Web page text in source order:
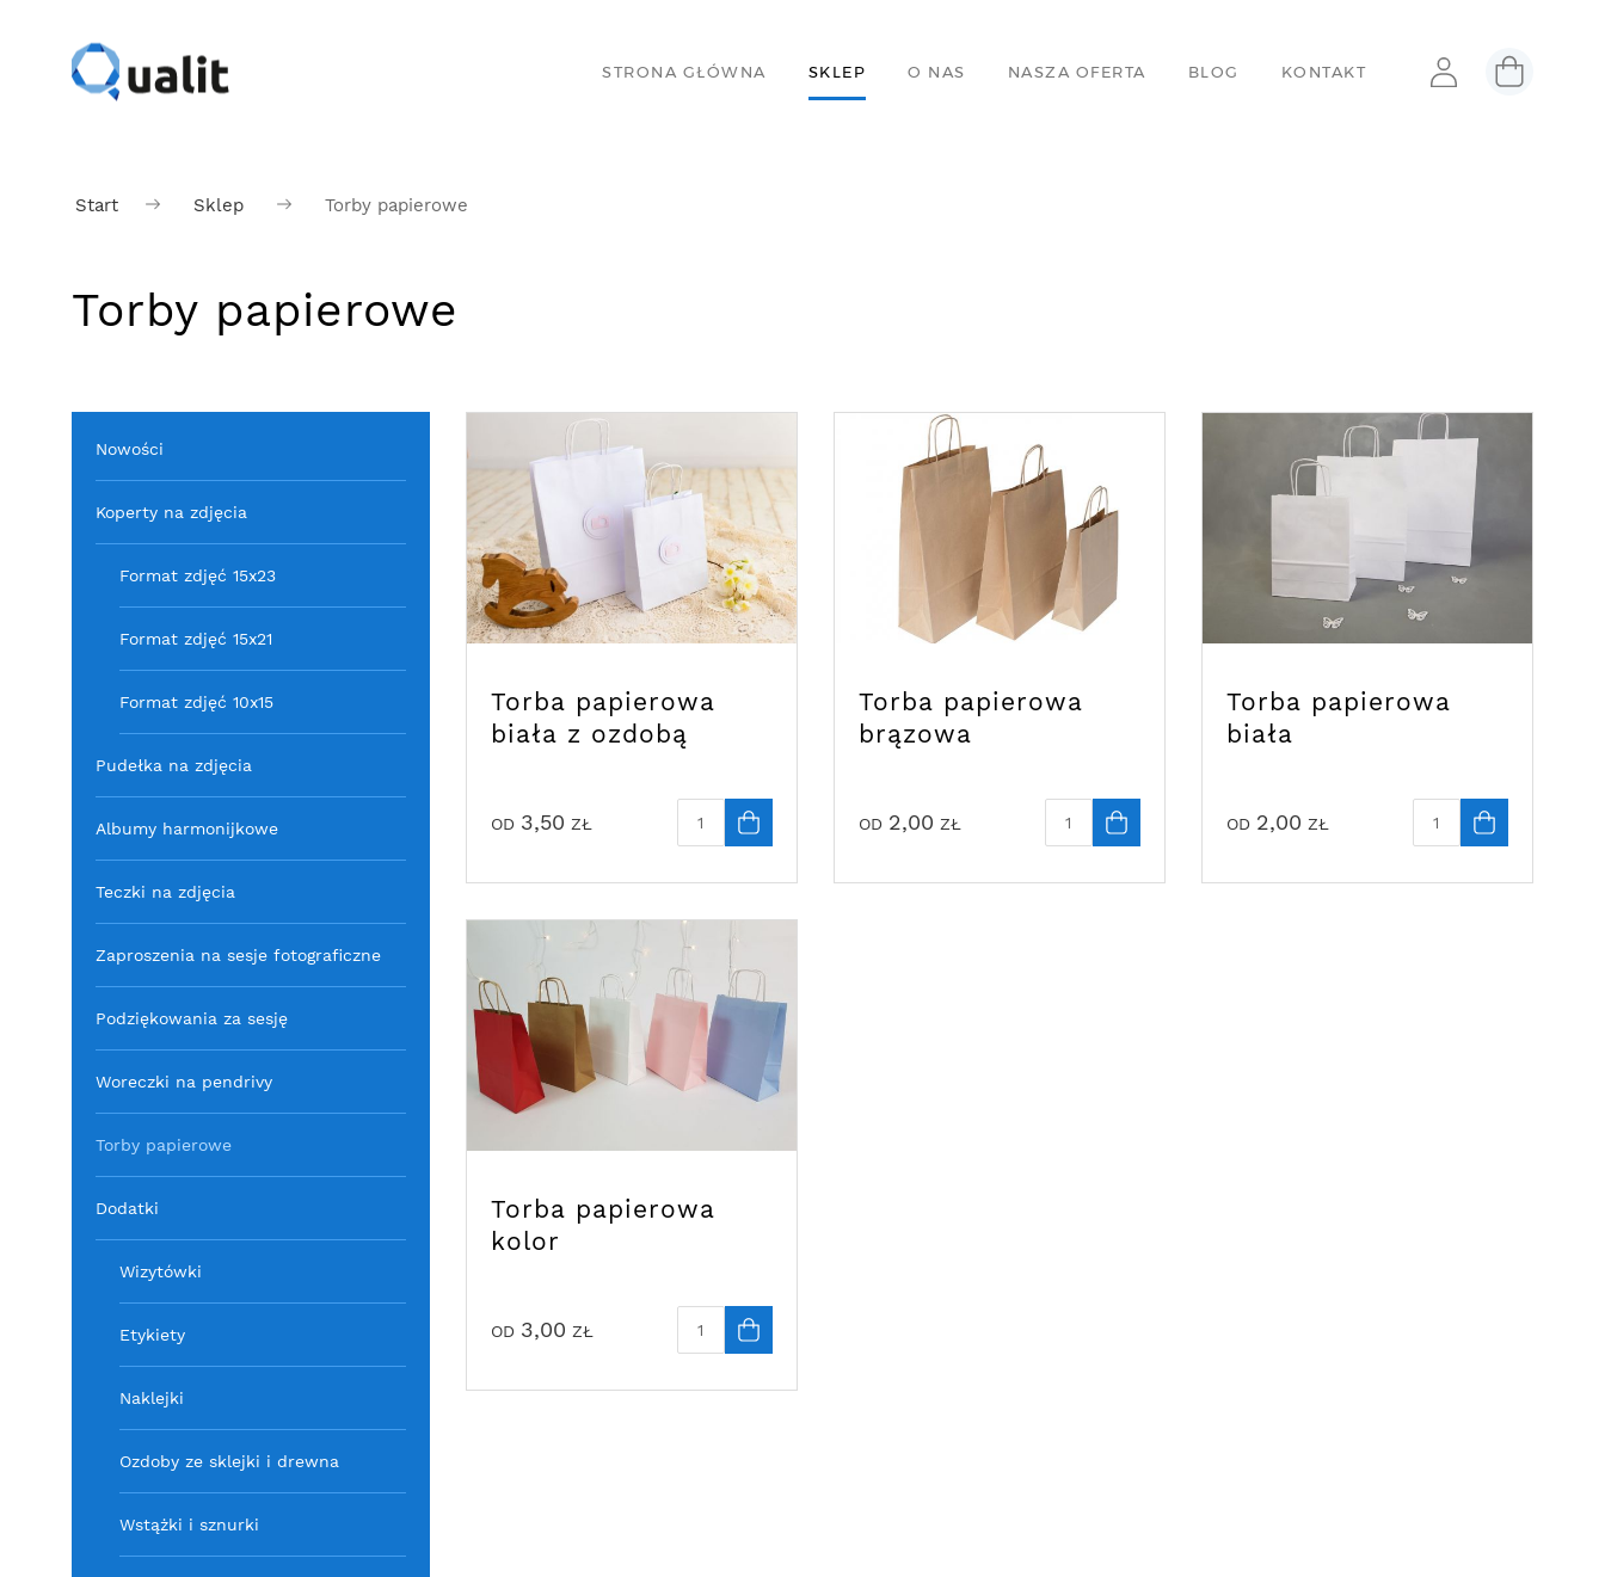
STRONA GŁÓWNA SKLEP O NAS NASZA OFERTA BLOG KONTAKT
Start Sklep Torby papierowe
Torby papierowe
Torba papierowa
biała z ozdobą
OD 3,50 ZŁ
Torba papierowa
brązowa
OD 2,00 ZŁ
Torba papierowa
biała
OD 2,00 ZŁ
Torba papierowa
kolor
OD 3,00 ZŁ
Nowości
Koperty na zdjęcia
Format zdjęć 15x23
Format zdjęć 15x21
Format zdjęć 10x15
Pudełka na zdjęcia
Albumy harmonijkowe
Teczki na zdjęcia
Zaproszenia na sesje fotograficzne
Podziękowania za sesję
Woreczki na pendrivy
Torby papierowe
Dodatki
Wizytówki
Etykiety
Naklejki
Ozdoby ze sklejki i drewna
Wstążki i sznurki